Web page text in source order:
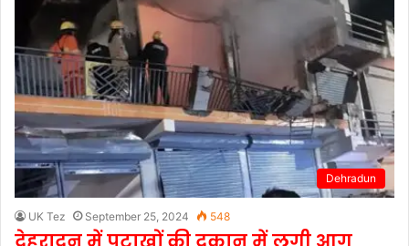
Dehradun
UK Tez September 25, 2024 548